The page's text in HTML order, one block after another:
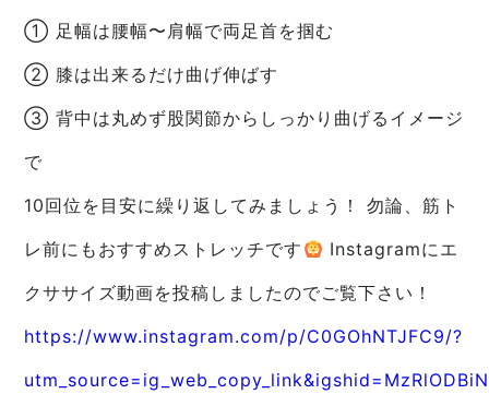
① 足幅は腰幅〜肩幅で両足首を掴む
② 膝は出来るだけ曲げ伸ばす
③ 背中は丸めず股関節からしっかり曲げるイメージ
で
10回位を目安に繰り返してみましょう！ 勿論、筋ト
レ前にもおすすめストレッチです
Instagramにエ
クササイズ動画を投稿しましたのでご覧下さい！
https://www.instagram.com/p/C0GOhNTJFC9/?